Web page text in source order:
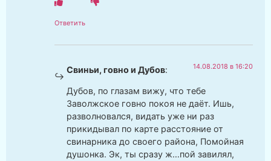
Ответить
Свиньи, говно и Дубов: 14.08.2018 в 16:20
Дубов, по глазам вижу, что тебе
Заволжское говно покоя не даёт. Ишь,
разволновался, видать уже ни раз
прикидывал по карте расстояние от
свинарника до своего района, Помойная
душонка. Эк, ты сразу ж…пой завилял,